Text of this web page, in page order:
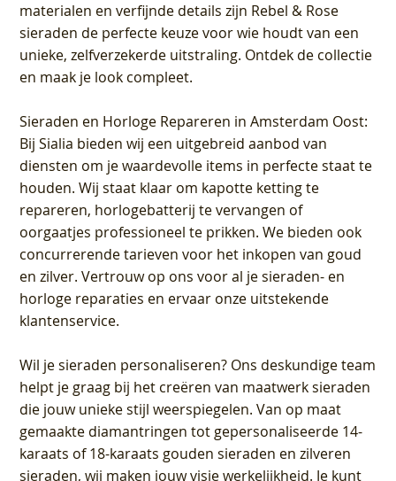
materialen en verfijnde details zijn Rebel & Rose
sieraden de perfecte keuze voor wie houdt van een
unieke, zelfverzekerde uitstraling. Ontdek de collectie
en maak je look compleet.
Sieraden en Horloge Repareren in Amsterdam Oost:
Bij Sialia bieden wij een uitgebreid aanbod van
diensten om je waardevolle items in perfecte staat te
houden. Wij staat klaar om kapotte ketting te
repareren, horlogebatterij te vervangen of
oorgaatjes professioneel te prikken. We bieden ook
concurrerende tarieven voor het inkopen van goud
en zilver. Vertrouw op ons voor al je sieraden- en
horloge reparaties en ervaar onze uitstekende
klantenservice.
Wil je sieraden personaliseren? Ons deskundige team
helpt je graag bij het creëren van maatwerk sieraden
die jouw unieke stijl weerspiegelen. Van op maat
gemaakte diamantringen tot gepersonaliseerde 14-
karaats of 18-karaats gouden sieraden en zilveren
sieraden, wij maken jouw visie werkelijkheid. Je kunt